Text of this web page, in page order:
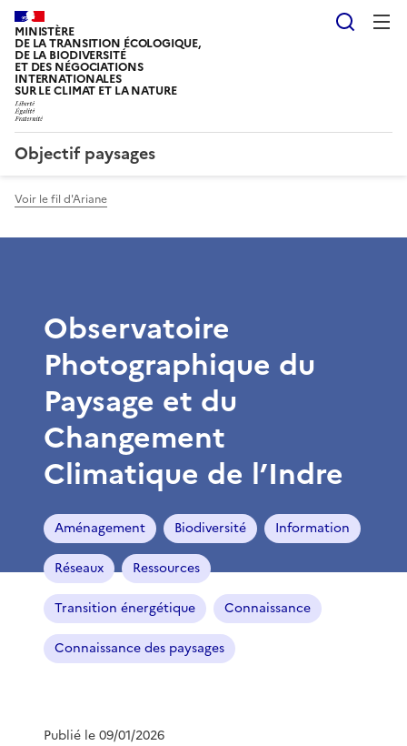
MINISTÈRE
DE LA TRANSITION ÉCOLOGIQUE,
DE LA BIODIVERSITÉ
ET DES NÉGOCIATIONS
INTERNATIONALES
SUR LE CLIMAT ET LA NATURE
Objectif paysages
Voir le fil d'Ariane
Observatoire
Photographique du
Paysage et du
Changement
Climatique de l’Indre
Aménagement Biodiversité Information
Réseaux Ressources
Transition énergétique Connaissance
Connaissance des paysages
Publié le 09/01/2026